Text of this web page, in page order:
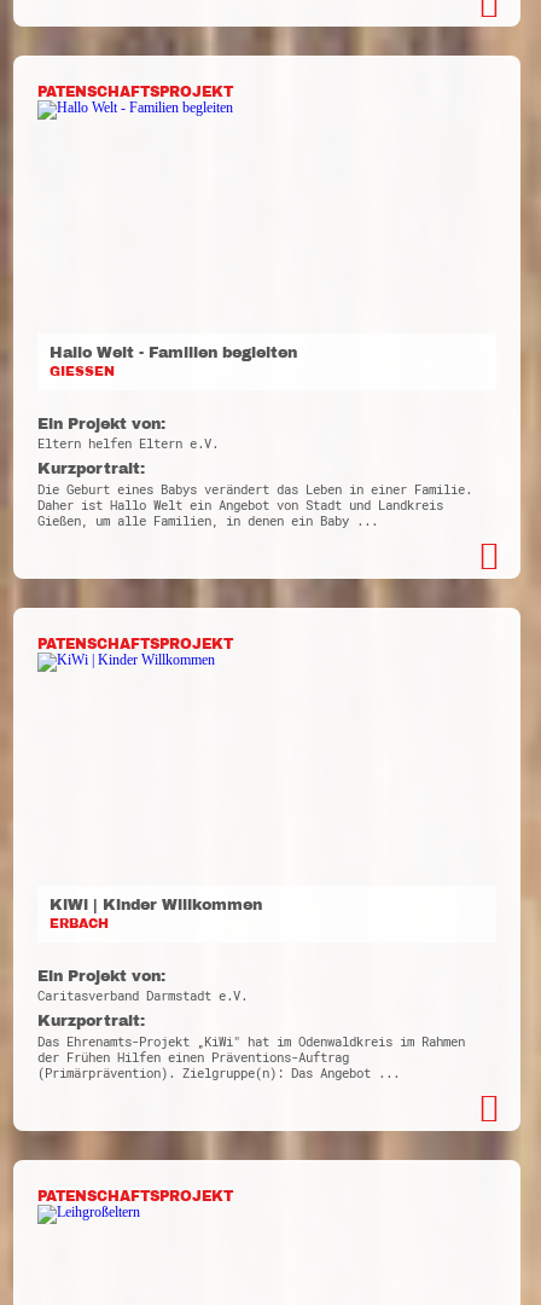
PATENSCHAFTSPROJEKT
Hallo Welt - Familien begleiten
GIESSEN
Ein Projekt von:
Eltern helfen Eltern e.V.
Kurzportrait:
Die Geburt eines Babys verändert das Leben in einer Familie.
Daher ist Hallo Welt ein Angebot von Stadt und Landkreis
Gießen, um alle Familien, in denen ein Baby ...
PATENSCHAFTSPROJEKT
KiWi | Kinder Willkommen
ERBACH
Ein Projekt von:
Caritasverband Darmstadt e.V.
Kurzportrait:
Das Ehrenamts-Projekt „KiWi" hat im Odenwaldkreis im Rahmen
der Frühen Hilfen einen Präventions-Auftrag
(Primärprävention). Zielgruppe(n): Das Angebot ...
PATENSCHAFTSPROJEKT